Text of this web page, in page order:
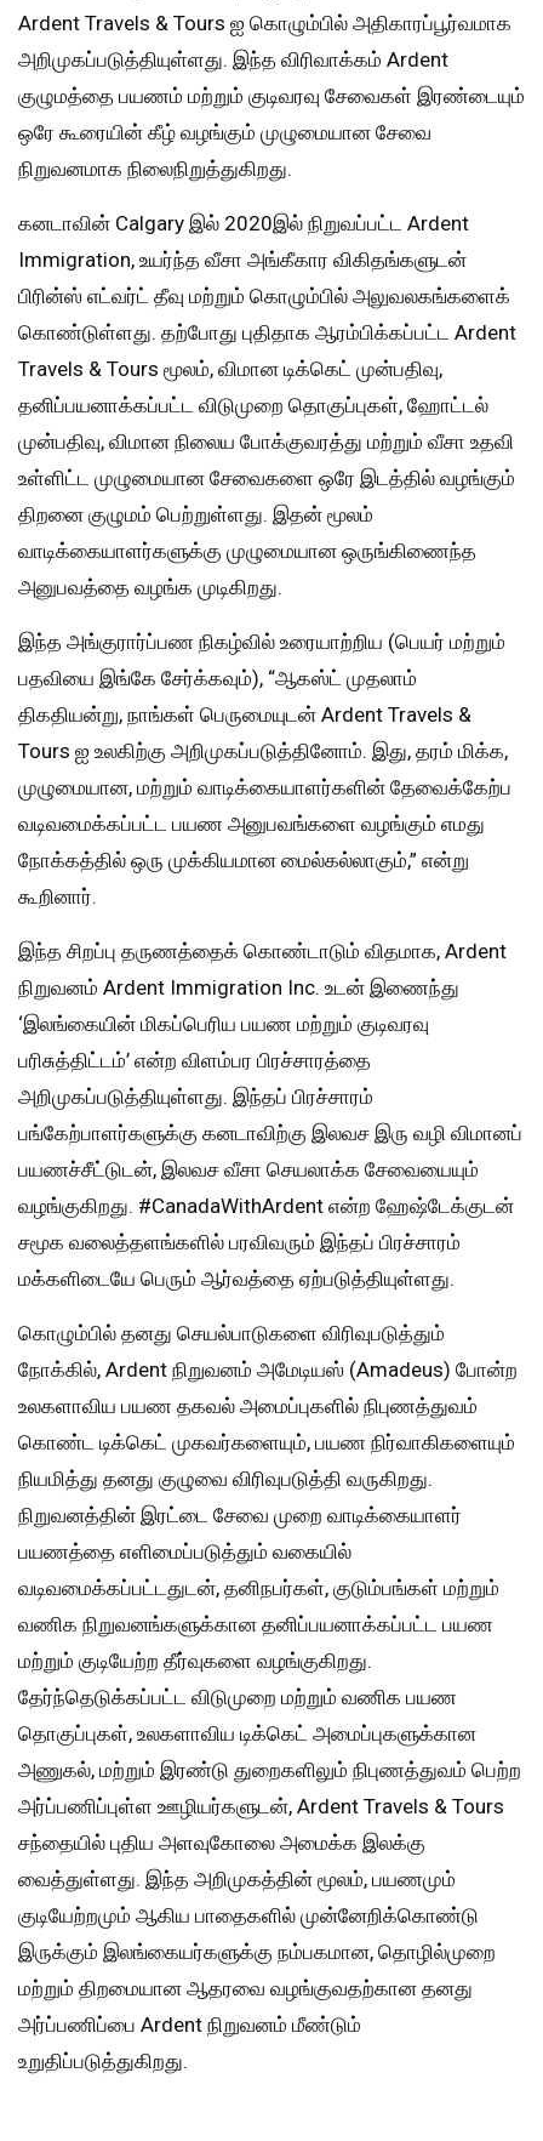
Ardent Travels & Tours ஐ கொழும்பில் அதிகாரப்பூர்வமாக
அறிமுகப்படுத்தியுள்ளது. இந்த விரிவாக்கம் Ardent
குழுமத்தை பயணம் மற்றும் குடிவரவு சேவைகள் இரண்டையும்
ஒரே கூரையின் கீழ் வழங்கும் முழுமையான சேவை
நிறுவனமாக நிலைநிறுத்துகிறது.
கனடாவின் Calgary இல் 2020இல் நிறுவப்பட்ட Ardent
Immigration, உயர்ந்த வீசா அங்கீகார விகிதங்களுடன்
பிரின்ஸ் எட்வர்ட் தீவு மற்றும் கொழும்பில் அலுவலகங்களைக்
கொண்டுள்ளது. தற்போது புதிதாக ஆரம்பிக்கப்பட்ட Ardent
Travels & Tours மூலம், விமான டிக்கெட் முன்பதிவு,
தனிப்பயனாக்கப்பட்ட விடுமுறை தொகுப்புகள், ஹோட்டல்
முன்பதிவு, விமான நிலைய போக்குவரத்து மற்றும் வீசா உதவி
உள்ளிட்ட முழுமையான சேவைகளை ஒரே இடத்தில் வழங்கும்
திறனை குழுமம் பெற்றுள்ளது. இதன் மூலம்
வாடிக்கையாளர்களுக்கு முழுமையான ஒருங்கிணைந்த
அனுபவத்தை வழங்க முடிகிறது.
இந்த அங்குரார்ப்பண நிகழ்வில் உரையாற்றிய (பெயர் மற்றும்
பதவியை இங்கே சேர்க்கவும்), “ஆகஸ்ட் முதலாம்
திகதியன்று, நாங்கள் பெருமையுடன் Ardent Travels &
Tours ஐ உலகிற்கு அறிமுகப்படுத்தினோம். இது, தரம் மிக்க,
முழுமையான, மற்றும் வாடிக்கையாளர்களின் தேவைக்கேற்ப
வடிவமைக்கப்பட்ட பயண அனுபவங்களை வழங்கும் எமது
நோக்கத்தில் ஒரு முக்கியமான மைல்கல்லாகும்,” என்று
கூறினார்.
இந்த சிறப்பு தருணத்தைக் கொண்டாடும் விதமாக, Ardent
நிறுவனம் Ardent Immigration Inc. உடன் இணைந்து
‘இலங்கையின் மிகப்பெரிய பயண மற்றும் குடிவரவு
பரிசுத்திட்டம்’ என்ற விளம்பர பிரச்சாரத்தை
அறிமுகப்படுத்தியுள்ளது. இந்தப் பிரச்சாரம்
பங்கேற்பாளர்களுக்கு கனடாவிற்கு இலவச இரு வழி விமானப்
பயணச்சீட்டுடன், இலவச வீசா செயலாக்க சேவையையும்
வழங்குகிறது. #CanadaWithArdent என்ற ஹேஷ்டேக்குடன்
சமூக வலைத்தளங்களில் பரவிவரும் இந்தப் பிரச்சாரம்
மக்களிடையே பெரும் ஆர்வத்தை ஏற்படுத்தியுள்ளது.
கொழும்பில் தனது செயல்பாடுகளை விரிவுபடுத்தும்
நோக்கில், Ardent நிறுவனம் அமேடியஸ் (Amadeus) போன்ற
உலகளாவிய பயண தகவல் அமைப்புகளில் நிபுணத்துவம்
கொண்ட டிக்கெட் முகவர்களையும், பயண நிர்வாகிகளையும்
நியமித்து தனது குழுவை விரிவுபடுத்தி வருகிறது.
நிறுவனத்தின் இரட்டை சேவை முறை வாடிக்கையாளர்
பயணத்தை எளிமைப்படுத்தும் வகையில்
வடிவமைக்கப்பட்டதுடன், தனிநபர்கள், குடும்பங்கள் மற்றும்
வணிக நிறுவனங்களுக்கான தனிப்பயனாக்கப்பட்ட பயண
மற்றும் குடியேற்ற தீர்வுகளை வழங்குகிறது.
தேர்ந்தெடுக்கப்பட்ட விடுமுறை மற்றும் வணிக பயண
தொகுப்புகள், உலகளாவிய டிக்கெட் அமைப்புகளுக்கான
அணுகல், மற்றும் இரண்டு துறைகளிலும் நிபுணத்துவம் பெற்ற
அர்ப்பணிப்புள்ள ஊழியர்களுடன், Ardent Travels & Tours
சந்தையில் புதிய அளவுகோலை அமைக்க இலக்கு
வைத்துள்ளது. இந்த அறிமுகத்தின் மூலம், பயணமும்
குடியேற்றமும் ஆகிய பாதைகளில் முன்னேறிக்கொண்டு
இருக்கும் இலங்கையர்களுக்கு நம்பகமான, தொழில்முறை
மற்றும் திறமையான ஆதரவை வழங்குவதற்கான தனது
அர்ப்பணிப்பை Ardent நிறுவனம் மீண்டும்
உறுதிப்படுத்துகிறது.